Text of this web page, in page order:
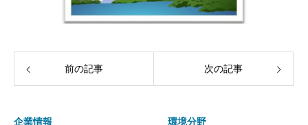
前の記事 次の記事
企業情報 環境分野